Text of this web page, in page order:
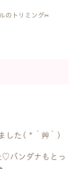
のトリミング✂
ました( *´艸｀)
♡バンダナもとっ